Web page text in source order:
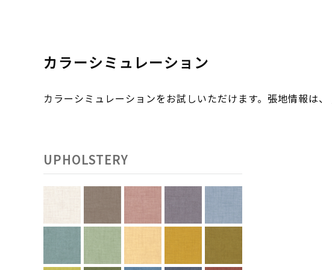
カラーシミュレーション
カラーシミュレーションをお試しいただけます。張地情報は、
UPHOLSTERY